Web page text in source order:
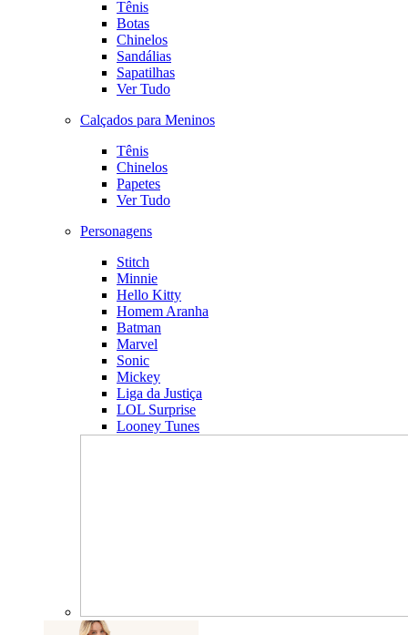
Tênis
Botas
Chinelos
Sandálias
Sapatilhas
Ver Tudo
Calçados para Meninos
Tênis
Chinelos
Papetes
Ver Tudo
Personagens
Stitch
Minnie
Hello Kitty
Homem Aranha
Batman
Marvel
Sonic
Mickey
Liga da Justiça
LOL Surprise
Looney Tunes